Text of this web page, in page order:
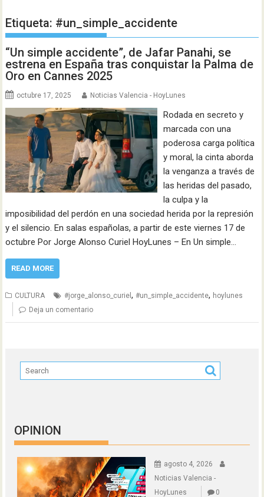
Etiqueta: #un_simple_accidente
“Un simple accidente”, de Jafar Panahi, se
estrena en España tras conquistar la Palma de
Oro en Cannes 2025 ​
octubre 17, 2025 Noticias Valencia - HoyLunes
​Rodada en secreto y
marcada con una
poderosa carga política
y moral, la cinta aborda
la venganza a través de
las heridas del pasado,
la culpa y la
imposibilidad del perdón en una sociedad herida por la represión
y el silencio. En salas españolas, a partir de este viernes 17 de
octubre Por Jorge Alonso Curiel HoyLunes – En Un simple…
READ MORE
CULTURA #jorge_alonso_curiel,#un_simple_accidente, hoylunes
Deja un comentario
OPINION
agosto 4, 2026
Noticias Valencia -
HoyLunes
0